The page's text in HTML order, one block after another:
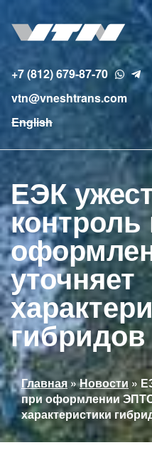
основному
+7 (812) 679-87-70
vtn@vneshtrans.com
English
ЕЭК
контроль
уточняет
гибридов
Вы
здесь
Главная »Новости »
при оформлении
характеристики